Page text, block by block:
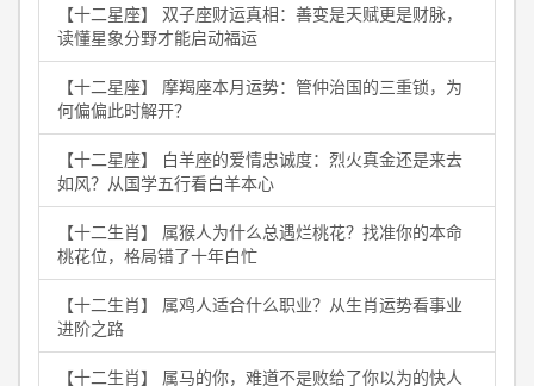
【十二星座】 双子座财运真相：善变是天赋更是财脉，
读懂星象分野才能启动福运
【十二星座】 摩羯座本月运势：管仲治国的三重锁，为
何偏偏此时解开？
【十二星座】 白羊座的爱情忠诚度：烈火真金还是来去
如风？从国学五行看白羊本心
【十二生肖】 属猴人为什么总遇烂桃花？找准你的本命
桃花位，格局错了十年白忙
【十二生肖】 属鸡人适合什么职业？从生肖运势看事业
进阶之路
【十二生肖】 属马的你，难道不是败给了你以为的快人